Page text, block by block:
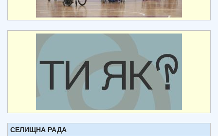
СЕЛИЩНА РАДА